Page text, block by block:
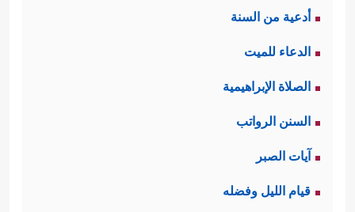
أدعية من السنة
الدعاء للميت
الصلاة الإبراهيمية
السنن الرواتب
آيات الصبر
قيام الليل وفضله